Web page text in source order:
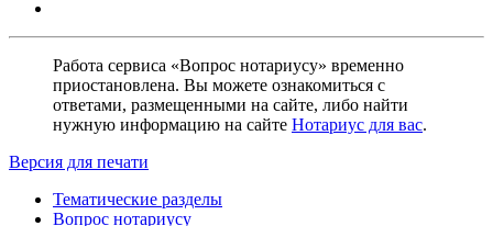
Работа сервиса «Вопрос нотариусу» временно
приостановлена. Вы можете ознакомиться с
ответами, размещенными на сайте, либо найти
нужную информацию на сайте Нотариус для вас.
Версия для печати
Тематические разделы
Вопрос нотариусу